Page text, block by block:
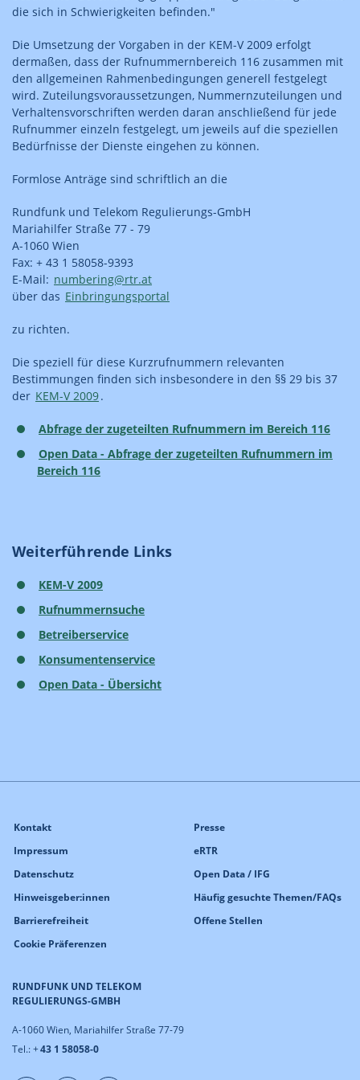
die sich in Schwierigkeiten befinden."
Die Umsetzung der Vorgaben in der KEM-V 2009 erfolgt
dermaßen, dass der Rufnummernbereich 116 zusammen mit
den allgemeinen Rahmenbedingungen generell festgelegt
wird. Zuteilungsvoraussetzungen, Nummernzuteilungen und
Verhaltensvorschriften werden daran anschließend für jede
Rufnummer einzeln festgelegt, um jeweils auf die speziellen
Bedürfnisse der Dienste eingehen zu können.
Formlose Anträge sind schriftlich an die
Rundfunk und Telekom Regulierungs-GmbH
Mariahilfer Straße 77 - 79
A-1060 Wien
Fax: + 43 1 58058-9393
E-Mail: numbering@rtr.at
über das Einbringungsportal
zu richten.
Die speziell für diese Kurzrufnummern relevanten
Bestimmungen finden sich insbesondere in den §§ 29 bis 37
der KEM-V 2009.
Abfrage der zugeteilten Rufnummern im Bereich 116
Open Data - Abfrage der zugeteilten Rufnummern im
Bereich 116
Weiterführende Links
KEM-V 2009
Rufnummernsuche
Betreiberservice
Konsumentenservice
Open Data - Übersicht
RUNDFUNK UND TELEKOM
REGULIERUNGS-GMBH
A-1060 Wien, Mariahilfer Straße 77-79
Tel.: +43 1 58058-0
Kontakt
Impressum
Datenschutz
Hinweisgeber:innen
Barrierefreiheit
Cookie Präferenzen
Presse
eRTR
Open Data / IFG
Häufig gesuchte Themen/FAQs
Offene Stellen